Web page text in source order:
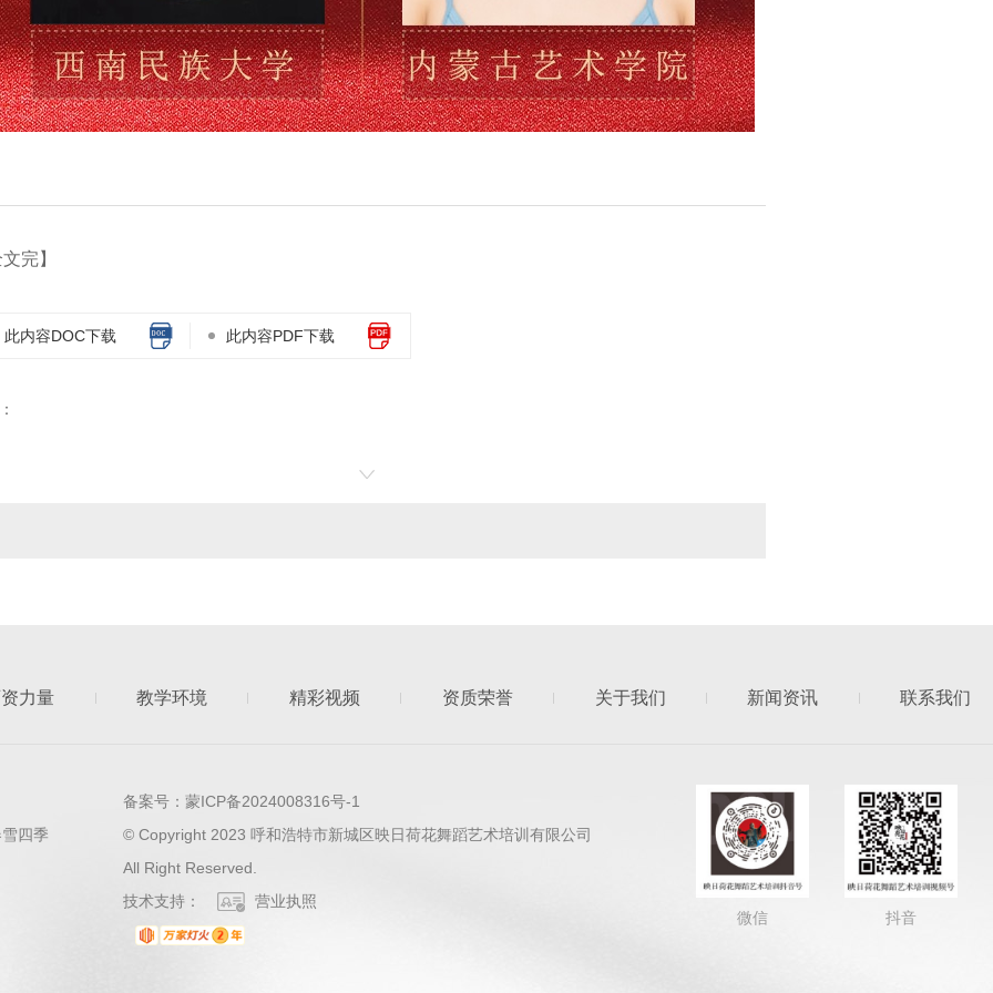
完】
此内容DOC下载 此内容PDF下载
力量 教学环境 精彩视频 资质荣誉 关于我们 新闻资讯 联系我们
四季
备案号： 蒙ICP备2024008316号-1
© Copyright 2023 呼和浩特市新城区映日荷花舞蹈艺术培训有限公司
All Right Reserved.
技术支持：
营业执照
微信
抖音